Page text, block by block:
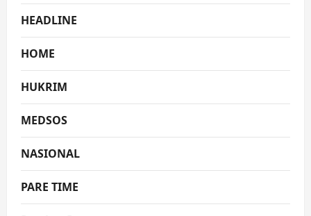
HEADLINE
HOME
HUKRIM
MEDSOS
NASIONAL
PARE TIME